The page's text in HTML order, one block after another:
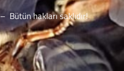
– Bütün hakları saklıdır!